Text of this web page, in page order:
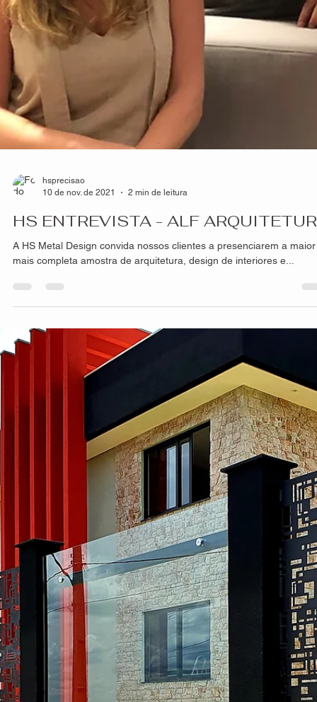
hsprecisao
10 de nov. de 2021
2 min de leitura